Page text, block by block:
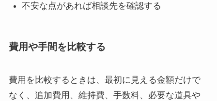
不安な点があれば相談先を確認する
費用や手間を比較する
費用を比較するときは、最初に見える金額だけで
なく、追加費用、維持費、手数料、必要な道具や